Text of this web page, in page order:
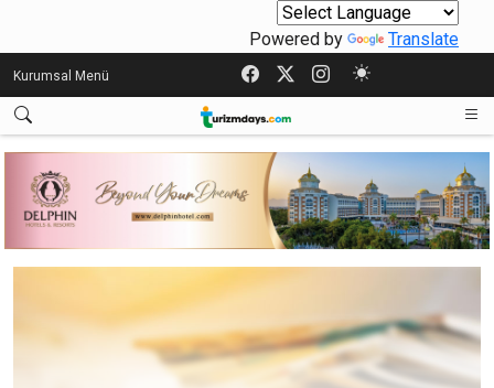
Powered by Translate
Kurumsal Menü